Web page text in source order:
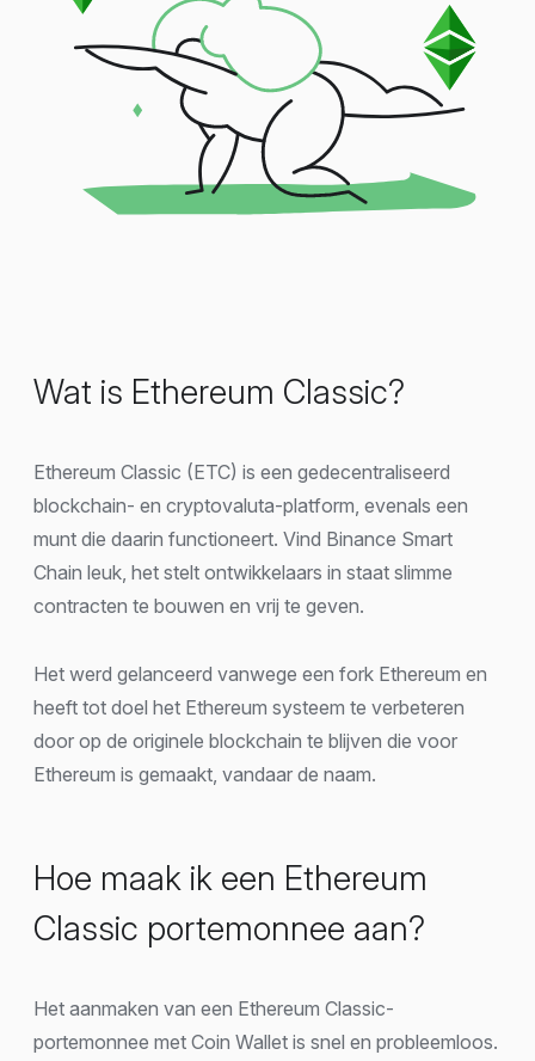
Wat is Ethereum Classic?
Ethereum Classic (ETC) is een gedecentraliseerd
blockchain- en cryptovaluta-platform, evenals een
munt die daarin functioneert. Vind Binance Smart
Chain leuk, het stelt ontwikkelaars in staat slimme
contracten te bouwen en vrij te geven.
Het werd gelanceerd vanwege een fork Ethereum en
heeft tot doel het Ethereum systeem te verbeteren
door op de originele blockchain te blijven die voor
Ethereum is gemaakt, vandaar de naam.
Hoe maak ik een Ethereum
Classic portemonnee aan?
Het aanmaken van een Ethereum Classic-
portemonnee met Coin Wallet is snel en probleemloos.